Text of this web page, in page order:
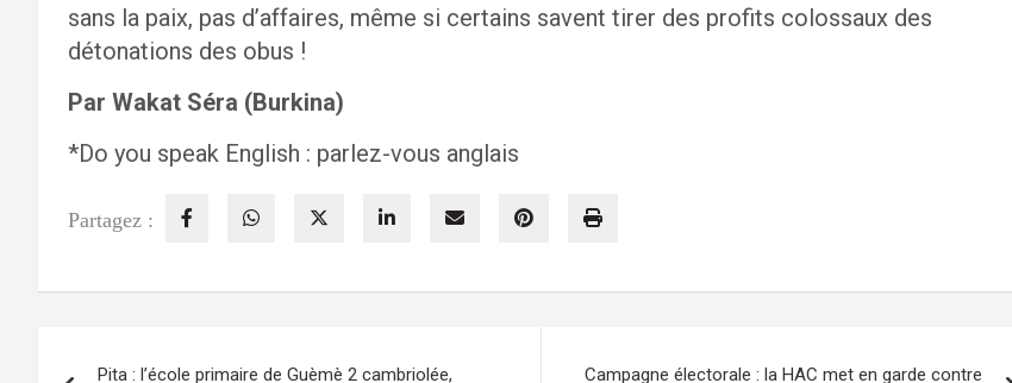
sans la paix, pas d’affaires, même si certains savent tirer des profits colossaux des
détonations des obus !
Par Wakat Séra (Burkina)
*Do you speak English : parlez-vous anglais
Partagez :
Pita : l’école primaire de Guèmè 2 cambriolée,
Campagne électorale : la HAC met en garde contre